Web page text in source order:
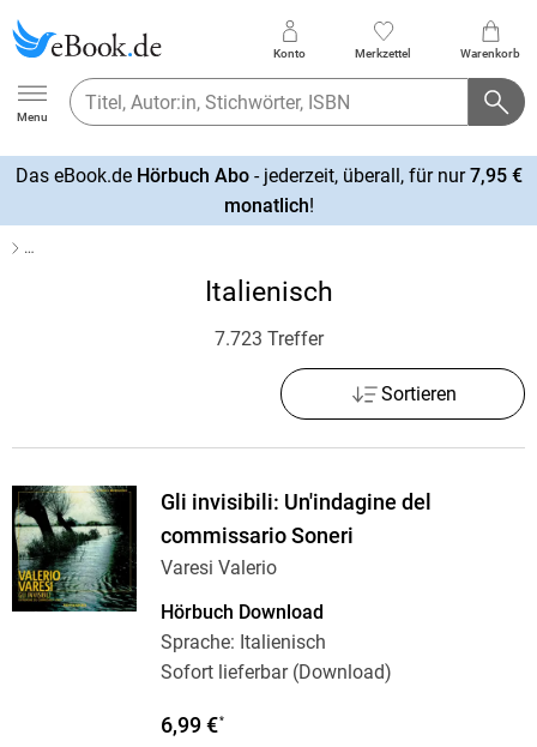
Ebook.de
Menu
Konto Merkzettel Warenkorb
Das eBook.de Hörbuch Abo- jederzeit, überall, für nur7,95 €
monatlich!
…
Italienisch
7.723 Treffer
Sortieren
Gli invisibili: Un'indagine del
commissario Soneri
Varesi Valerio
Hörbuch Download
Sprache: Italienisch
Sofort lieferbar (Download)
6,99 €*